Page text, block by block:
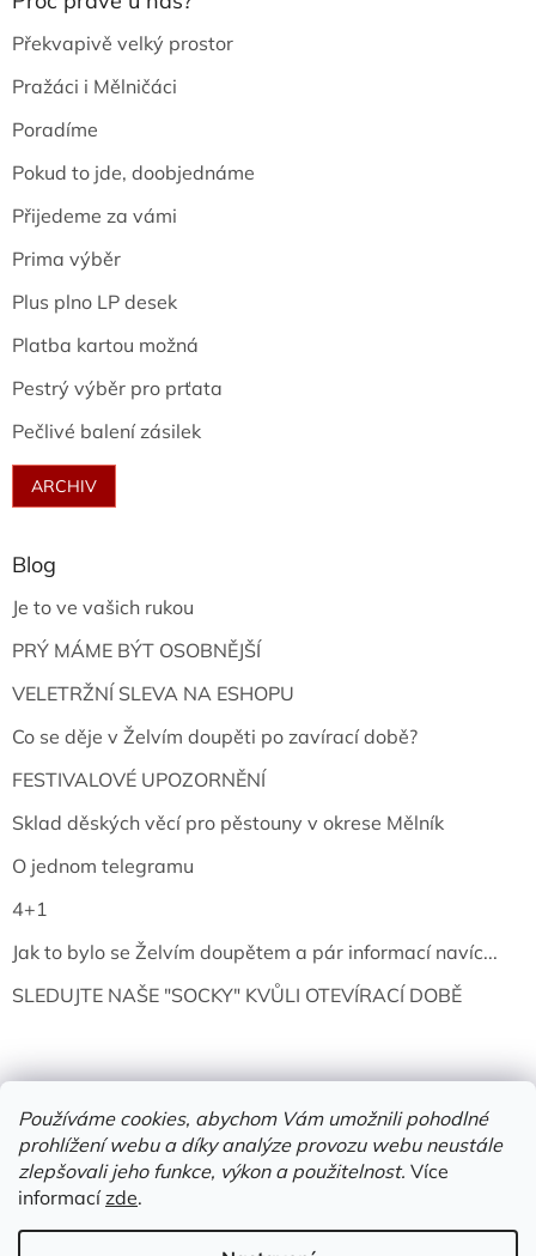
Používáme cookies, abychom Vám umožnili pohodlné
prohlížení webu a díky analýze provozu webu neustále
zlepšovali jeho funkce, výkon a použitelnost. Více
informacízde.
Překvapivě velký prostor
Pražáci i Mělničáci
Poradíme
Pokud to jde, doobjednáme
Přijedeme za vámi
Prima výběr
Plus plno LP desek
Platba kartou možná
Pestrý výběr pro prťata
Pečlivé balení zásilek
ARCHIV
Blog
Je to ve vašich rukou
PRÝ MÁME BÝT OSOBNĚJŠÍ
VELETRŽNÍ SLEVA NA ESHOPU
Co se děje v Želvím doupěti po zavírací době?
FESTIVALOVÉ UPOZORNĚNÍ
Sklad děských věcí pro pěstouny v okrese Mělník
O jednom telegramu
4+1
Jak to bylo se Želvím doupětem a pár informací navíc...
SLEDUJTE NAŠE "SOCKY" KVŮLI OTEVÍRACÍ DOBĚ
Vytvořil Shoptet